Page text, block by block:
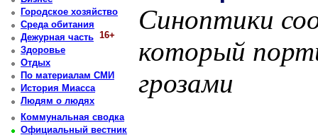
Городское хозяйство
Среда обитания
Дежурная часть 16+
Здоровье
Отдых
По материалам СМИ
История Миасса
Людям о людях
Коммунальная сводка
Официальный вестник
Синоптики
который
грозами